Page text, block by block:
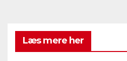
Læs mere her